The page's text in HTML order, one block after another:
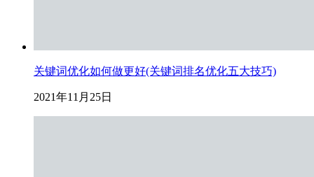
关键词优化如何做更好(关键词排名优化五大技巧)
2021年11月25日